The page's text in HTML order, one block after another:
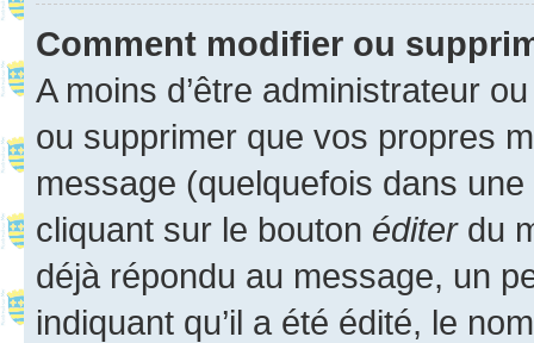
Comment modifier ou
A moins d’être administrateur
ou supprimer que vos propres
message (quelquefois dans
cliquant sur le bouton éditerdu
déjà répondu au message, un
indiquant qu’il a été édité, le